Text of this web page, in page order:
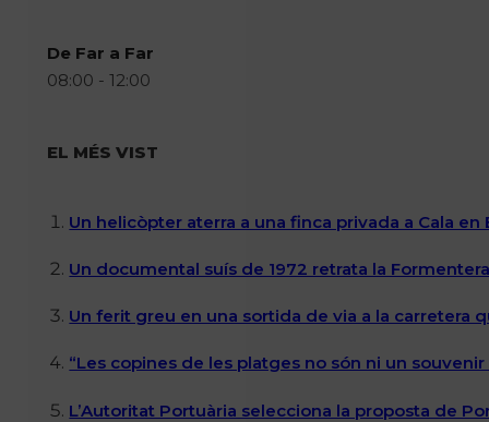
De Far a Far
08:00 - 12:00
EL MÉS VIST
Un helicòpter aterra a una finca privada a Cala
Un documental suís de 1972 retrata la
Un ferit greu en una sortida de via a la carretera
“Les copines de les platges no són ni un
L’Autoritat Portuària selecciona la proposta de